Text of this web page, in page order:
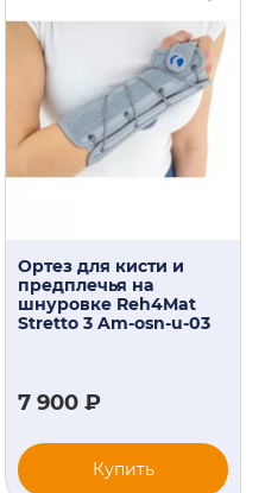
Ортез для кисти и
предплечья на
шнуровке Reh4Mat
Stretto 3 Am-osn-u-03
7 900 ₽
Купить